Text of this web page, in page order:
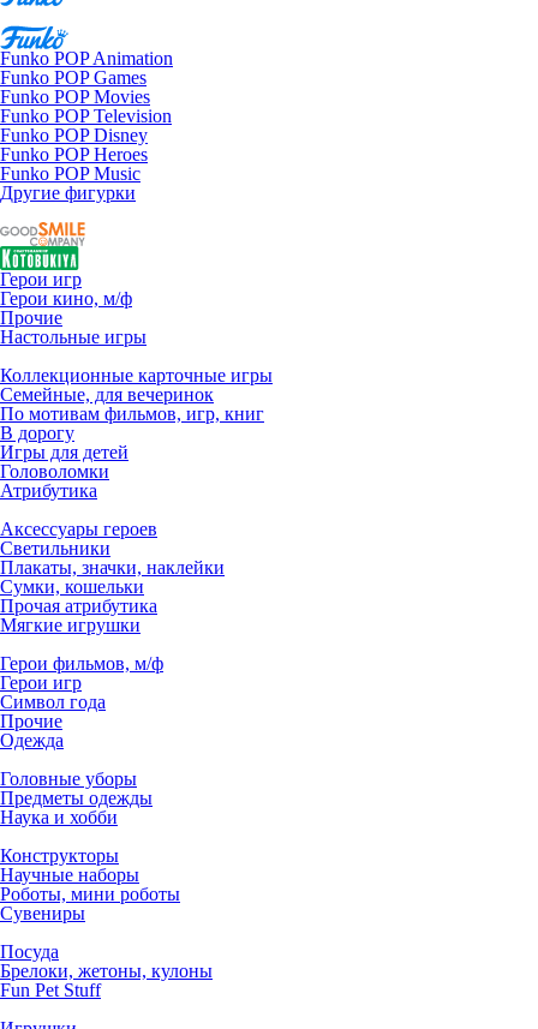
Funko POP Animation
Funko POP Games
Funko POP Movies
Funko POP Television
Funko POP Disney
Funko POP Heroes
Funko POP Music
Другие фигурки
Герои игр
Герои кино, м/ф
Прочие
Настольные игры
Коллекционные карточные игры
Семейные, для вечеринок
По мотивам фильмов, игр, книг
В дорогу
Игры для детей
Головоломки
Атрибутика
Аксессуары героев
Светильники
Плакаты, значки, наклейки
Сумки, кошельки
Прочая атрибутика
Мягкие игрушки
Герои фильмов, м/ф
Герои игр
Символ года
Прочие
Одежда
Головные уборы
Предметы одежды
Наука и хобби
Конструкторы
Научные наборы
Роботы, мини роботы
Сувениры
Посуда
Брелоки, жетоны, кулоны
Fun Pet Stuff